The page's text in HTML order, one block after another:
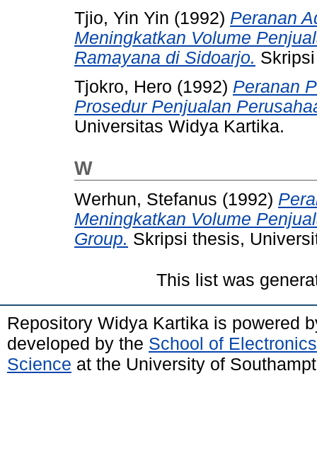
Tjio, Yin Yin (1992) Peranan
Meningkatkan Volume
Ramayana di Sidoarjo.
Tjokro, Hero (1992) Peranan
Prosedur Penjualan
Universitas Widya Kartika.
W
Werhun, Stefanus (1992)
Meningkatkan Volume
Group. Skripsi thesis,
This list was
Repository Widya Kartika is powered
developed by the School of
Science at the University of